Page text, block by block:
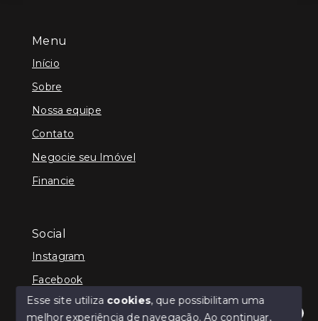
Menu
Início
Sobre
Nossa equipe
Contato
Negocie seu Imóvel
Financie
Social
Instagram
Facebook
Esse site utiliza cookies, que possibilitam uma
melhor experiência de navegação.Ao continuar,